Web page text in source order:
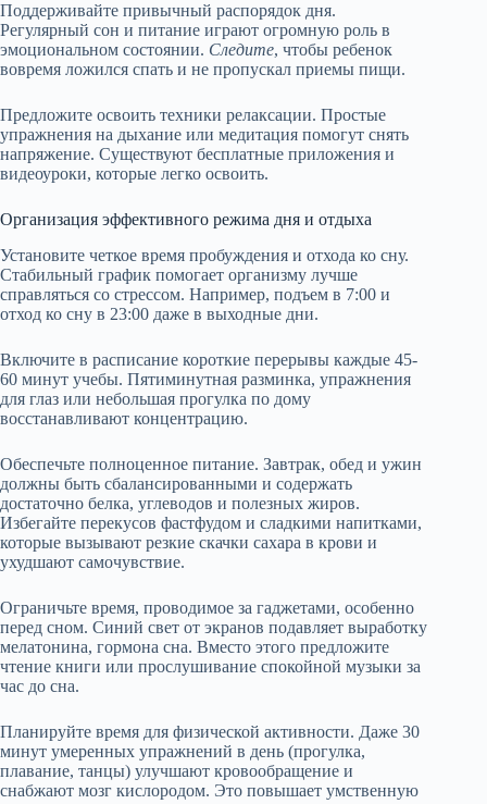
Поддерживайте привычный распорядок дня.
Регулярный сон и питание играют огромную роль в
эмоциональном состоянии. Следите, чтобы ребенок
вовремя ложился спать и не пропускал приемы пищи.
Предложите освоить техники релаксации. Простые
упражнения на дыхание или медитация помогут снять
напряжение. Существуют бесплатные приложения и
видеоуроки, которые легко освоить.
Организация эффективного режима дня и отдыха
Установите четкое время пробуждения и отхода ко сну.
Стабильный график помогает организму лучше
справляться со стрессом. Например, подъем в 7:00 и
отход ко сну в 23:00 даже в выходные дни.
Включите в расписание короткие перерывы каждые 45-
60 минут учебы. Пятиминутная разминка, упражнения
для глаз или небольшая прогулка по дому
восстанавливают концентрацию.
Обеспечьте полноценное питание. Завтрак, обед и ужин
должны быть сбалансированными и содержать
достаточно белка, углеводов и полезных жиров.
Избегайте перекусов фастфудом и сладкими напитками,
которые вызывают резкие скачки сахара в крови и
ухудшают самочувствие.
Ограничьте время, проводимое за гаджетами, особенно
перед сном. Синий свет от экранов подавляет выработку
мелатонина, гормона сна. Вместо этого предложите
чтение книги или прослушивание спокойной музыки за
час до сна.
Планируйте время для физической активности. Даже 30
минут умеренных упражнений в день (прогулка,
плавание, танцы) улучшают кровообращение и
снабжают мозг кислородом. Это повышает умственную